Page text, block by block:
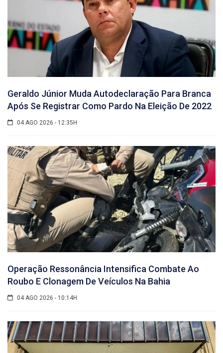
Geraldo Júnior Muda Autodeclaração Para Branca
Após Se Registrar Como Pardo Na Eleição De 2022
04 AGO 2026 - 12:35H
Operação Ressonância Intensifica Combate Ao
Roubo E Clonagem De Veículos Na Bahia
04 AGO 2026 - 10:14H